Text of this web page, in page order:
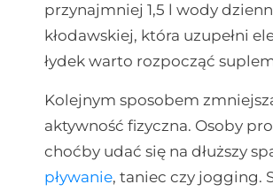
przynajmniej 1,5 l wody
kłodawskiej, która uzupełni
łydek warto rozpocząć
Kolejnym sposobem
aktywność fizyczna. Osoby
choćby udać się na dłuższy
pływanie, taniec czy jogging.